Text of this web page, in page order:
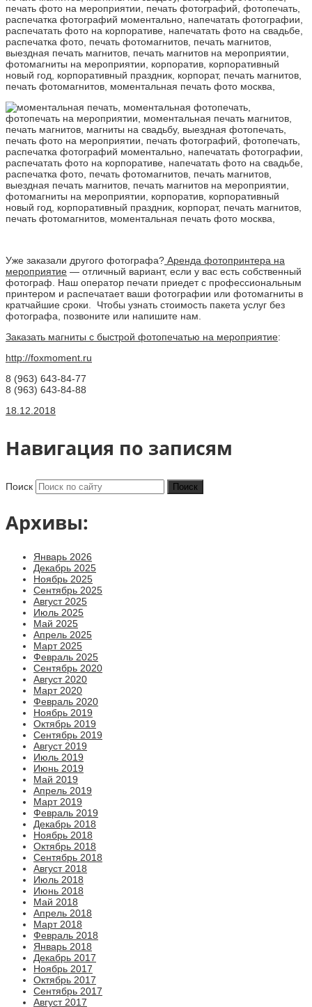
Уже заказали другого фотографа? Аренда фотопринтера на
мероприятие — отличный вариант, если у вас есть собственный
фотограф. Наш оператор печати приедет с профессиональным
принтером и распечатает ваши фотографии или фотомагниты в
кратчайшие сроки. Чтобы узнать стоимость пакета услуг без
фотографа, позвоните или напишите нам.
Заказать магниты с быстрой фотопечатью на мероприятие:
http://foxmoment.ru
8 (963) 643-84-77
8 (963) 643-84-88
18.12.2018
Навигация по записям
Поиск
Архивы:
Январь 2026
Декабрь 2025
Ноябрь 2025
Сентябрь 2025
Август 2025
Июль 2025
Май 2025
Апрель 2025
Март 2025
Февраль 2025
Сентябрь 2020
Август 2020
Март 2020
Февраль 2020
Ноябрь 2019
Октябрь 2019
Сентябрь 2019
Август 2019
Июль 2019
Июнь 2019
Май 2019
Апрель 2019
Март 2019
Февраль 2019
Декабрь 2018
Ноябрь 2018
Октябрь 2018
Сентябрь 2018
Август 2018
Июль 2018
Июнь 2018
Май 2018
Апрель 2018
Март 2018
Февраль 2018
Январь 2018
Декабрь 2017
Ноябрь 2017
Октябрь 2017
Сентябрь 2017
Август 2017